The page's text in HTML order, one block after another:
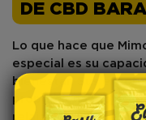
DE CBD
Lo que hace que
especial es su
bienestar. Sus
proporcionándote
relajación